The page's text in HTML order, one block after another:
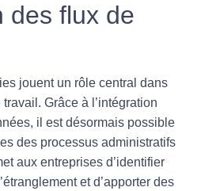
des flux de
jouent un rôle central dans
. Grâce à l’intégration
, il est désormais possible
des processus administratifs
aux entreprises d’identifier
et d’apporter des